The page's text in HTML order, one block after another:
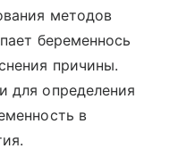
методов
беременнось
причины.
для определения
в